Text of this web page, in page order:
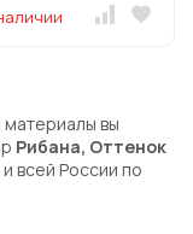
материалы вы
Рибана, Оттенок
всей России по